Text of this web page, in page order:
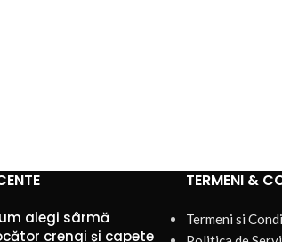
alegi sârmă
crengi și capete
TERMENI &
Termeni si